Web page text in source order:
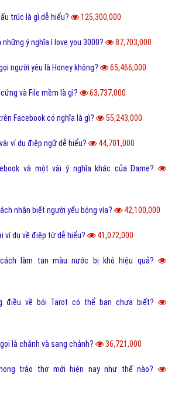
trúc là gì dễ hiểu? 125,300,000
những ý nghĩa I love you 3000? 87,703,000
người yêu là Honey không? 65,466,000
và File mềm là gì? 63,737,000
Facebook có nghĩa là gì? 55,243,000
ví dụ điệp ngữ dễ hiểu? 44,701,000
và một vài ý nghĩa khác của Dame?
nhận biết người yếu bóng vía? 42,100,000
ví dụ về điệp từ dễ hiểu? 41,072,000
làm tan màu nước bị khô hiệu quả?
điều về bói Tarot có thể bạn chưa biết?
là chảnh và sang chảnh? 36,721,000
trào thơ mới hiện nay như thế nào?